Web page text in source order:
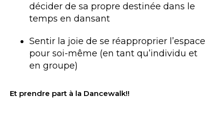
décider de sa propre destinée dans le
temps en dansant
Sentir la joie de se réapproprier l’espace
pour soi-même (en tant qu’individu et
en groupe)
Et prendre part à la Dancewalk!!